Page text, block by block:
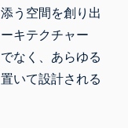
う空間を創り出
キテクチャー
なく、あらゆる
いて設計される